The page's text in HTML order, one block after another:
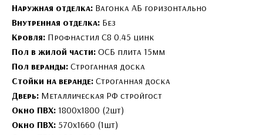
Наружная отделка: Вагонка АБ горизонтально
Внутренная отделка: Без
Кровля: Профнастил С8 0.45 цинк
Пол в жилой части: ОСБ плита 15мм
Пол веранды: Строганная доска
Стойки на веранде: Строганная доска
Дверь: Металлическая РФ стройгост
Окно ПВХ: 1800х1800 (2шт)
Окно ПВХ: 570х1660 (1шт)